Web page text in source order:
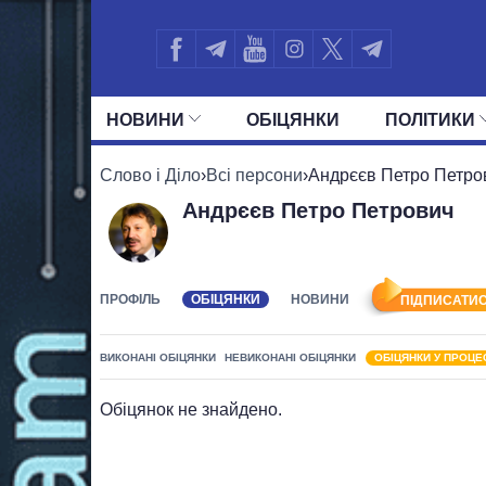
НОВИНИ ОБIЦЯНКИ ПОЛIТИКИ
УСІ ПОЛІТИКИ ПРЕЗИДЕНТ І
Слово і Діло›Всі персони›Андрєєв Петро
Андрєєв Петро Петрович
ПРОФІЛЬ ОБІЦЯНКИ НОВИНИ
ВИКОНАНІ ОБІЦЯНКИ НЕВИКОНАНІ ОБІЦЯНКИ ОБІЦЯНКИ У
Обіцянок не знайдено.